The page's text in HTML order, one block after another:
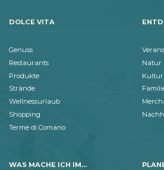
DOLCE VITA
Genuss
Restaurants
Produkte
Strände
Wellnessurlaub
Shopping
Terme di Comano
Natur
Kultur
WAS MACHE ICH IM...